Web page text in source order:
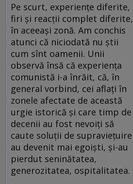
Pe scurt, experienţe diferite,
firi şi reacţii complet diferite,
în aceeaşi zonă. Am conchis
atunci că niciodată nu ştii
cum sînt oamenii. Unii
observă însă că experienţa
comunistă i-a înrăit, că, în
general vorbind, cei aflaţi în
zonele afectate de această
urgie istorică şi care timp de
decenii au fost nevoiţi să
caute soluţii de supravieţuire
au devenit mai egoişti, şi-au
pierdut seninătatea,
generozitatea, ospitalitatea.